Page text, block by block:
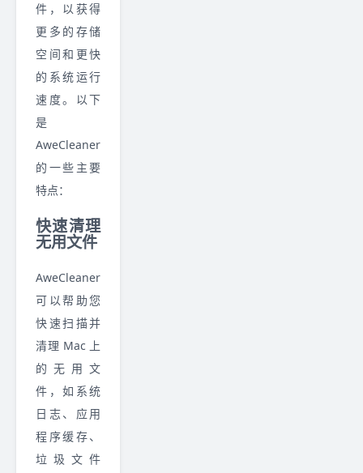
件，以获得
更多的存储
空间和更快
的系统运行
速度。以下
是
AweCleaner
的一些主要
特点：
快速清理
无用文件
AweCleaner
可以帮助您
快速扫描并
清理 Mac 上
的无用文
件，如系统
日志、应用
程序缓存、
垃圾文件